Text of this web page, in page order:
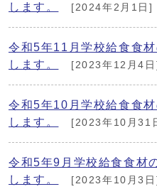
します。
[2024年2月1日]
令和5年11月学校給食食
します。
[2023年12月4日]
令和5年10月学校給食食
します。
[2023年10月31
令和5年9月学校給食食材
します。
[2023年10月3日]